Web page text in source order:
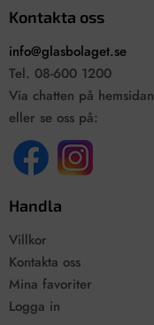
Kontakta oss
info@glasbolaget.se
Tel. 08-600 1200
Via chatten på hemsidan
eller se oss på:
Handla
Villkor
Kontakta oss
Mina favoriter
Logga in